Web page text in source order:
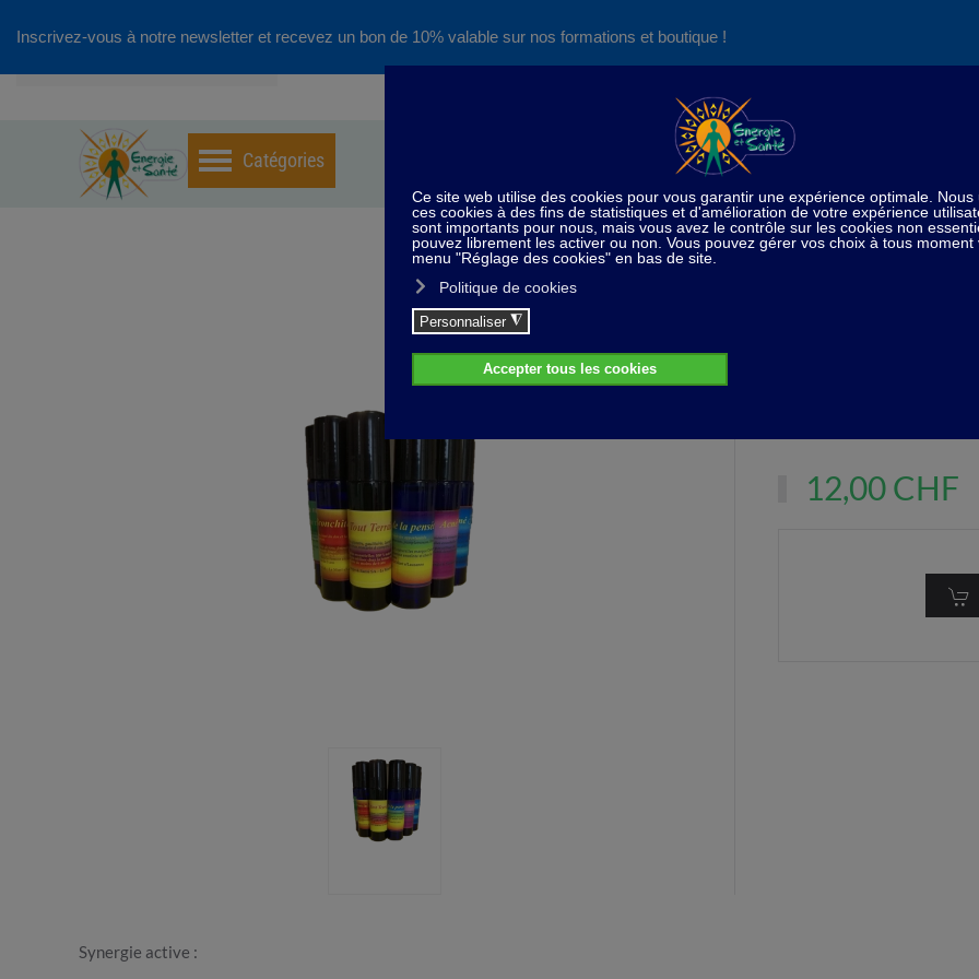
Inscrivez-vous à notre newsletter et recevez un bon de 10% valable sur nos formations et boutique !
Nos produits succès
Découvrez aussi notre site de
consultations et de formations
Home Huiles essentielles Roll-on (sur commande)
Action stimulante,
12,00 CHF
Synergie active :